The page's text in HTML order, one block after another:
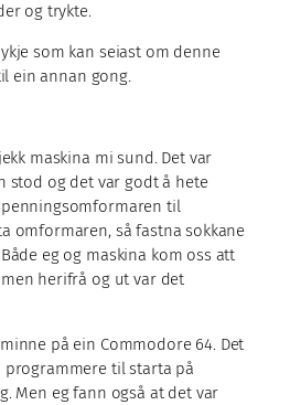
og trykte.
som kan seiast om denne
ein annan gong.
maskina mi sund. Det var
stod og det var godt å hete
til
omformaren, så fastna sokkane
eg og maskina kom oss att
herifrå og ut var det
på ein Commodore 64. Det
programmere til starta på
Men eg fann også at det var